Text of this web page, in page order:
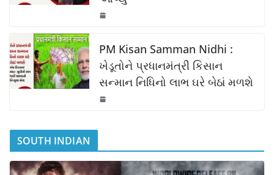
PM Kisan Samman Nidhi :
ખેડૂતોને પ્રધાનમંત્રી કિસાન
સન્માન નિધિનો લાભ ઘરે બેઠાં મળશે
SOUTH INDIAN